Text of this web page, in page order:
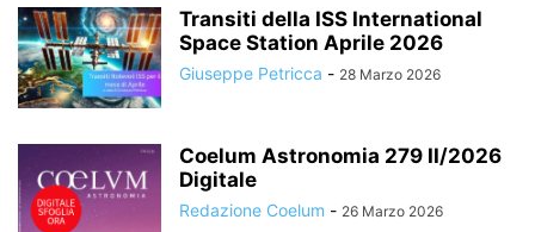
Transiti della ISS International
Space Station Aprile 2026
Giuseppe Petricca - 28 Marzo 2026
Coelum Astronomia 279 II/2026
Digitale
Redazione Coelum - 26 Marzo 2026